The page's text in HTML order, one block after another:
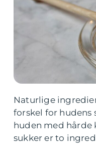
Naturlige
forskel for hudens
huden med hårde
sukker er to